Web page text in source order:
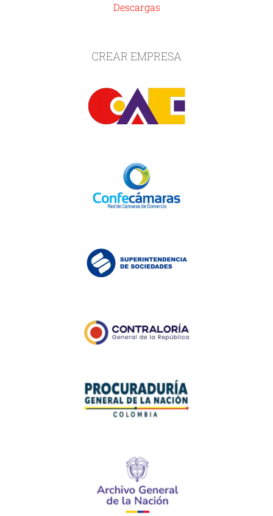
Descargas
CREAR EMPRESA